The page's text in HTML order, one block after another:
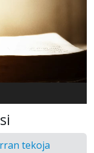
tekoja